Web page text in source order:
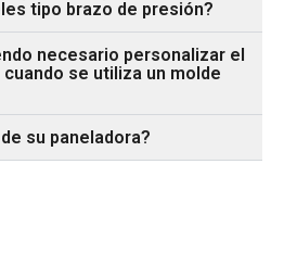
tipo brazo de presión?
necesario personalizar el
se utiliza un molde
su paneladora?